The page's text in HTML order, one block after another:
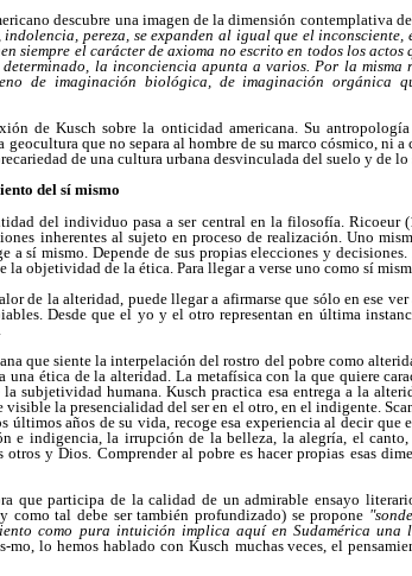
descubre una imagen de la dimensión contemplativa
indolencia, pereza, se expanden al igual que el
siempre el carácter de axioma no escrito en todos los actos
la inconciencia apunta a varios. Por la
de imaginación biológica, de imaginación orgánica
de Kusch sobre la onticidad americana. Su
que no separa al hombre de su marco cósmico, ni a
de una cultura urbana desvinculada del suelo y de lo
del sí mismo
del individuo pasa a ser central en la filosofía. Ricoeur
inherentes al sujeto en proceso de realización. Uno
a sí mismo. Depende de sus propias elecciones y
la objetividad de la ética. Para llegar a verse uno como sí
de la alteridad, puede llegar a afirmarse que sólo en ese
Desde que el yo y el otro representan en última
que siente la interpelación del rostro del pobre como
una ética de la alteridad. La metafísica con la que quiere
subjetividad humana. Kusch practica esa entrega a la
visible la presencialidad del ser en el otro, en el indigente.
años de su vida, recoge esa experiencia al decir que
e indigencia, la irrupción de la belleza, la alegría, el
y Dios. Comprender al pobre es hacer propias esas
que participa de la calidad de un admirable ensayo
como tal debe ser también profundizado) se propone
como pura intuición implica aquí en Sudamérica una
mo, lo hemos hablado con Kusch muchas veces, el